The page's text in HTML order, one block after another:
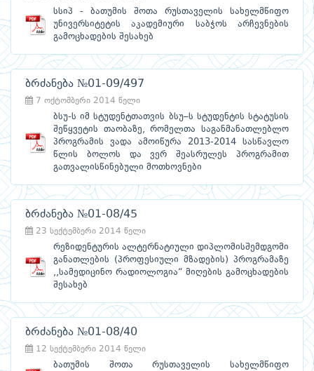
სსიპ - ბათუმის შოთა რუსთაველის სახელმწიფო
უნივერსიტეტის აკადემიური საბჭოს არჩევნების
გამოცხადების შესახებ
ბრძანება №01-09/497
7 ოქტომბერი 2014 წელი
ბსუ-ს იმ სტუდენტთათვის ბსუ–ს სტუდენტის სტატუსის
შეწყვეტის თაობაზე, რომელთა საგანმანათლებლო
პროგრამის ვადა ამოიწურა 2013-2014 სასწავლო
წლის ბოლოს და ვერ შეასრულეს პროგრამით
გათვალისწინებული მოთხოვნები
ბრძანება №01-08/45
23 სექტემბერი 2014 წელი
რეზიდენტურის ალტერნატიული დიპლომისშემდგომი
განათლების (პროფესიული მზადების) პროგრამაზე
,,სამედიცინო რადიოლოგია“ მიღების გამოცხადების
შესახებ
ბრძანება №01-08/40
12 სექტემბერი 2014 წელი
ბათუმის შოთა რუსთაველის სახელმწიფო